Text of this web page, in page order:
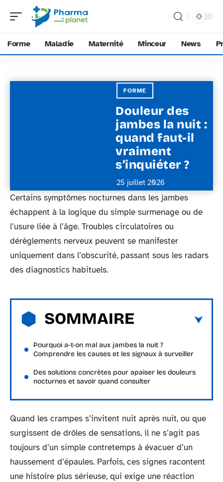
Forme Maladie Maternité Minceur News
FORME
Douleur des
jambes la nuit :
quand faut-il
vraiment
s’inquiéter ?
25 juillet 2026
Certains symptômes nocturnes dans les jambes
échappent à la logique du simple surmenage ou de
l’usure liée à l’âge. Troubles circulatoires ou
dérèglements nerveux peuvent se manifester
uniquement dans l’obscurité, passant sous les radars
des diagnostics habituels.
SOMMAIRE
Pourquoi a-t-on mal aux jambes la nuit ?
Comprendre les causes et les signaux à surveiller
Des solutions concrètes pour apaiser les douleurs
nocturnes et savoir quand consulter
Quand les crampes s’invitent nuit après nuit, ou que
surgissent de drôles de sensations, il ne s’agit pas
toujours d’un simple contretemps à évacuer d’un
haussement d’épaules. Parfois, ces signes racontent
une histoire plus sérieuse, qui exige une réaction